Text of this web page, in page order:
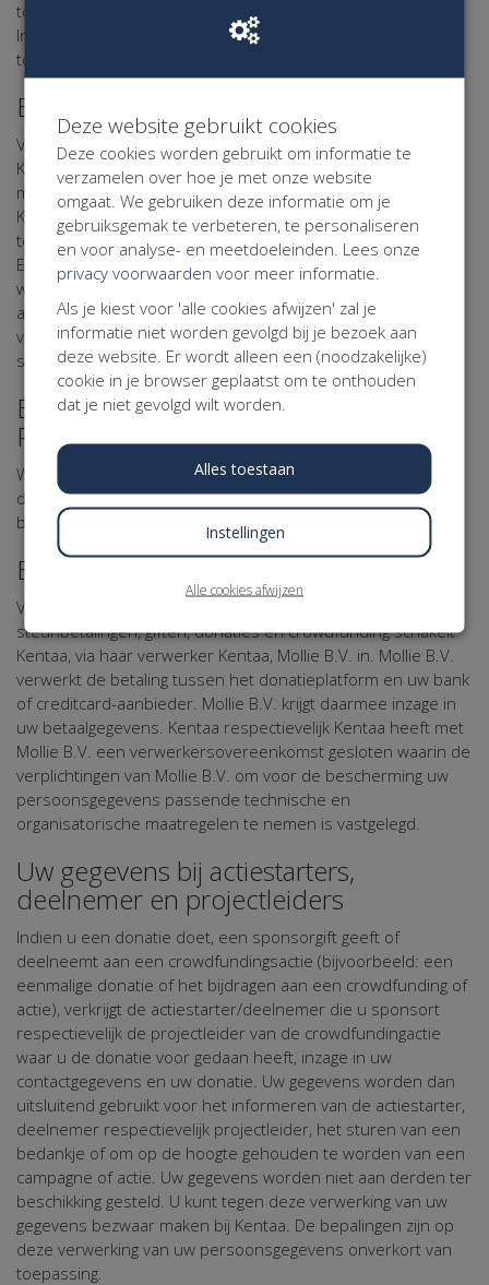
toestemming van een ouder of verzorger zijn afgegeven.
Indien die toestemming ontbreekt, zal Kentaa niet overgaan
tot verwerking van de persoonsgegevens.
Beveiliging van uw Persoonsgegevens
Voor de bescherming van uw persoonsgegevens heeft
Kentaa passende fysieke, technische en organisatorische
maatregelen getroffen. Via haar verwerker Kentaa maakt
Kentaa gebruik van een beveiligde server die uitsluitend
toegankelijk is voor personen die daartoe bevoegd zijn.
Eventuele gegevens die u op online formulieren invult
worden encrypted verzonden. Gegevens van deelnemers,
actiestarters, sponsors, donateurs, relaties, vrijwilligers,
vrienden en andere belangstellenden worden in beveiligde
systemen opgeslagen.
Bewaartermijn van uw
Persoonsgegevens
Wij bewaren uw gegevens niet langer dan noodzakelijk is om
de in dit Privacy Statement genoemde doeleinden te
bereiken.
Betaling
Voor het uitvoeren en verwerken van sponsoring,
steunbetalingen, giften, donaties en crowdfunding schakelt
Kentaa, via haar verwerker Kentaa, Mollie B.V. in. Mollie B.V.
verwerkt de betaling tussen het donatieplatform en uw bank
of creditcard-aanbieder. Mollie B.V. krijgt daarmee inzage in
uw betaalgegevens. Kentaa respectievelijk Kentaa heeft met
Mollie B.V. een verwerkersovereenkomst gesloten waarin de
verplichtingen van Mollie B.V. om voor de bescherming uw
persoonsgegevens passende technische en
organisatorische maatregelen te nemen is vastgelegd.
Uw gegevens bij actiestarters,
deelnemer en projectleiders
Indien u een donatie doet, een sponsorgift geeft of
deelneemt aan een crowdfundingsactie (bijvoorbeeld: een
eenmalige donatie of het bijdragen aan een crowdfunding of
actie), verkrijgt de actiestarter/deelnemer die u sponsort
respectievelijk de projectleider van de crowdfundingactie
waar u de donatie voor gedaan heeft, inzage in uw
contactgegevens en uw donatie. Uw gegevens worden dan
uitsluitend gebruikt voor het informeren van de actiestarter,
deelnemer respectievelijk projectleider, het sturen van een
bedankje of om op de hoogte gehouden te worden van een
campagne of actie. Uw gegevens worden niet aan derden ter
beschikking gesteld. U kunt tegen deze verwerking van uw
gegevens bezwaar maken bij Kentaa. De bepalingen zijn op
deze verwerking van uw persoonsgegevens onverkort van
toepassing.
Deze website gebruikt cookies
Deze cookies worden gebruikt om informatie te
verzamelen over hoe je met onze website
omgaat. We gebruiken deze informatie om je
gebruiksgemak te verbeteren, te personaliseren
en voor analyse- en meetdoeleinden. Lees onze
privacy voorwaarden voor meer informatie.
Als je kiest voor 'alle cookies afwijzen' zal je
informatie niet worden gevolgd bij je bezoek aan
deze website. Er wordt alleen een (noodzakelijke)
cookie in je browser geplaatst om te onthouden
dat je niet gevolgd wilt worden.
Alles toestaan
Instellingen
Alle cookies afwijzen